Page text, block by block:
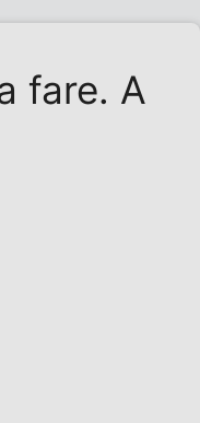
fare. A